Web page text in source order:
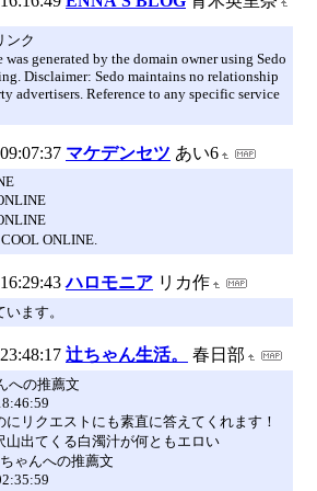
ンク
was generated by the domain owner using Sedo
Disclaimer: Sedo maintains no relationship
advertisers. Reference to any specific service
マケデンセツ あい6
ONLINE.
ハロモニア リカ作
ます。
辻ちゃん生活。 春日部
への推薦文
にリクエストにも素直に答えてくれます！
山出てくる白濁汁が何ともエロい
ゃんへの推薦文